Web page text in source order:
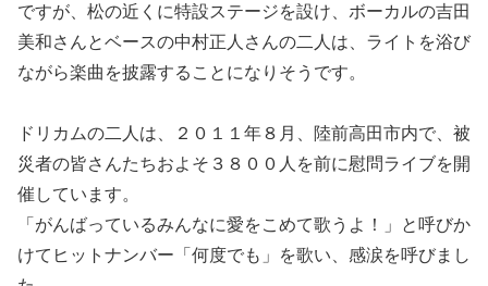
ですが、松の近くに特設ステージを設け、ボーカルの吉田
美和さんとベースの中村正人さんの二人は、ライトを浴び
ながら楽曲を披露することになりそうです。
ドリカムの二人は、２０１１年８月、陸前高田市内で、被
災者の皆さんたちおよそ３８００人を前に慰問ライブを開
催しています。
「がんばっているみんなに愛をこめて歌うよ！」と呼びか
けてヒットナンバー「何度でも」を歌い、感涙を呼びまし